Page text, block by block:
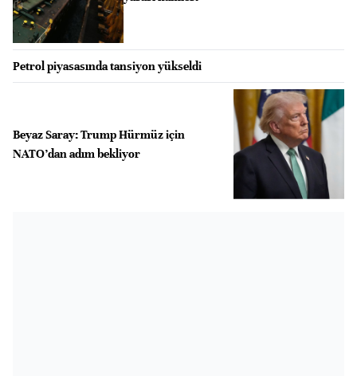
Petrol piyasasında tansiyon yükseldi
Beyaz Saray: Trump Hürmüz için
NATO’dan adım bekliyor